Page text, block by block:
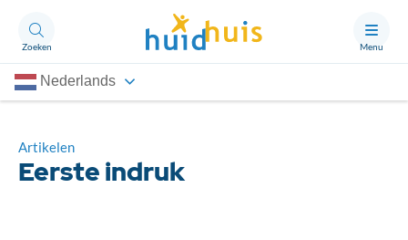
Zoeken Menu
Nederlands
Thema’s
Artikelen
Artikelen
Eerste indruk